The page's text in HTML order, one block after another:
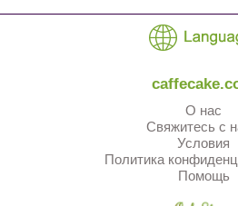
О нас
Свяжитесь с
Условия
Политика
Помощь